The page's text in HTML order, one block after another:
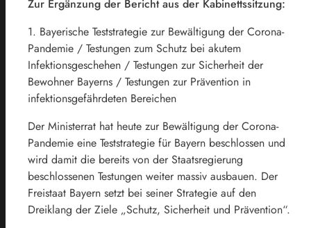
Zur Ergänzung der Bericht aus der Kabinettssitzung:
1. Bayerische Teststrategie zur Bewältigung der Corona-
Pandemie / Testungen zum Schutz bei akutem
Infektionsgeschehen / Testungen zur Sicherheit der
Bewohner Bayerns / Testungen zur Prävention in
infektionsgefährdeten Bereichen
Der Ministerrat hat heute zur Bewältigung der Corona-
Pandemie eine Teststrategie für Bayern beschlossen und
wird damit die bereits von der Staatsregierung
beschlossenen Testungen weiter massiv ausbauen. Der
Freistaat Bayern setzt bei seiner Strategie auf den
Dreiklang der Ziele „Schutz, Sicherheit und Prävention“.